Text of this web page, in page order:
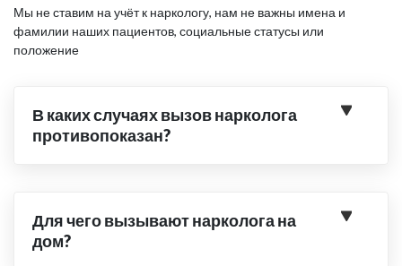
Мы не ставим на учёт к наркологу, нам не важны имена и
фамилии наших пациентов, социальные статусы или
положение
В каких случаях вызов нарколога
противопоказан?
Для чего вызывают нарколога на
дом?